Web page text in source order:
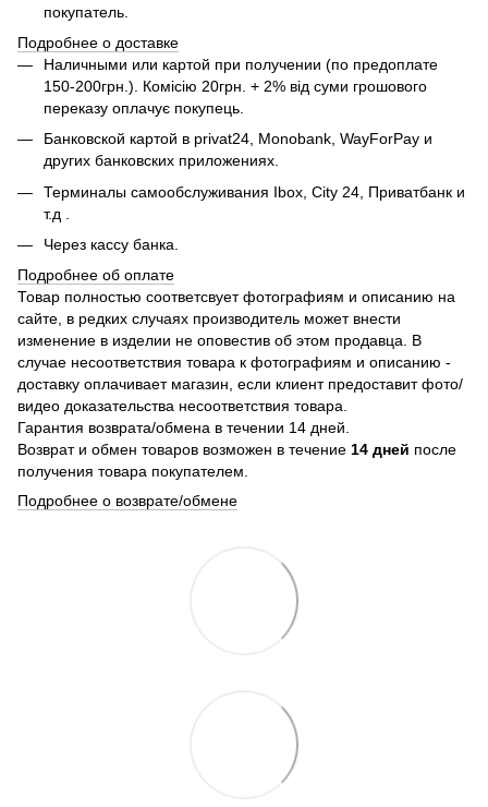
покупатель.
Подробнее о доставке
Наличными или картой при получении (по предоплате
150-200грн.). Комісію 20грн. + 2% від суми грошового
переказу оплачує покупець.
Банковской картой в privat24, Monobank, WayForPay и
других банковских приложениях.
Терминалы самообслуживания Ibox, City 24, Приватбанк и
т.д .
Через кассу банка.
Подробнее об оплате
Товар полностью соответсвует фотографиям и описанию на
сайте, в редких случаях производитель может внести
изменение в изделии не оповестив об этом продавца. В
случае несоответствия товара к фотографиям и описанию -
доставку оплачивает магазин, если клиент предоставит фото/
видео доказательства несоответствия товара.
Гарантия возврата/обмена в течении 14 дней.
Возврат и обмен товаров возможен в течение 14 дней после
получения товара покупателем.
Подробнее о возврате/обмене